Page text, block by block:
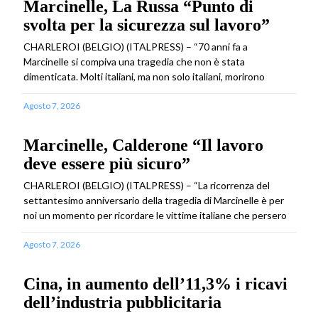
Marcinelle, La Russa “Punto di
svolta per la sicurezza sul lavoro”
CHARLEROI (BELGIO) (ITALPRESS) – “70 anni fa a
Marcinelle si compiva una tragedia che non è stata
dimenticata. Molti italiani, ma non solo italiani, morirono
Agosto 7, 2026
Marcinelle, Calderone “Il lavoro
deve essere più sicuro”
CHARLEROI (BELGIO) (ITALPRESS) – “La ricorrenza del
settantesimo anniversario della tragedia di Marcinelle è per
noi un momento per ricordare le vittime italiane che persero
Agosto 7, 2026
Cina, in aumento dell’11,3% i ricavi
dell’industria pubblicitaria